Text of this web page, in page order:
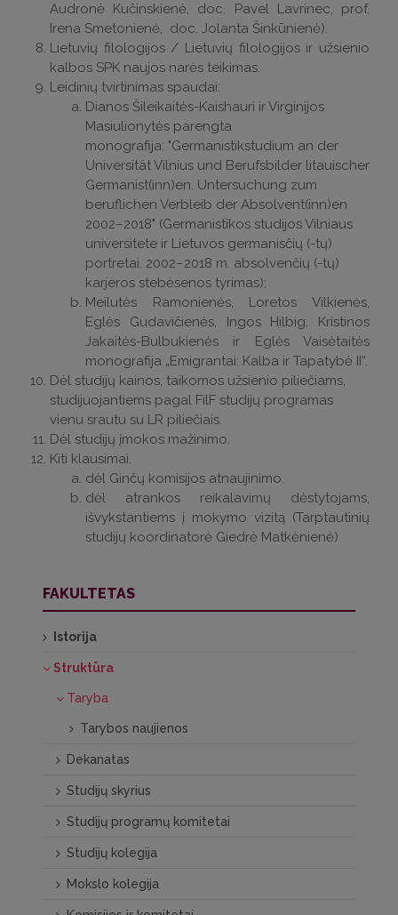
Audronė Kučinskienė, doc. Pavel Lavrinec, prof.
Irena Smetonienė, doc. Jolanta Šinkūnienė).
Lietuvių filologijos / Lietuvių filologijos ir užsienio
kalbos SPK naujos narės teikimas.
Leidinių tvirtinimas spaudai:
Dianos Šileikaitės-Kaishauri ir Virginijos
Masiulionytės parengta
monografija: "Germanistikstudium an der
Universität Vilnius und Berufsbilder litauischer
Germanist(inn)en. Untersuchung zum
beruflichen Verbleib der Absolvent(inn)en
2002–2018" (Germanistikos studijos Vilniaus
universitete ir Lietuvos germanisčių (-tų)
portretai. 2002–2018 m. absolvenčių (-tų)
karjeros stebėsenos tyrimas);
Meilutės Ramonienės, Loretos Vilkienės,
Eglės Gudavičienės, Ingos Hilbig, Kristinos
Jakaitės-Bulbukienės ir Eglės Vaisėtaitės
monografija „Emigrantai: Kalba ir Tapatybė II“.
Dėl studijų kainos, taikomos užsienio piliečiams,
studijuojantiems pagal FilF studijų programas
vienu srautu su LR piliečiais.
Dėl studijų įmokos mažinimo.
Kiti klausimai.
dėl Ginčų komisijos atnaujinimo.
dėl atrankos reikalavimų dėstytojams,
išvykstantiems į mokymo vizitą (Tarptautinių
studijų koordinatorė Giedrė Matkėnienė)
FAKULTETAS
Istorija
Struktūra
Taryba
Tarybos naujienos
Dekanatas
Studijų skyrius
Studijų programų komitetai
Studijų kolegija
Mokslo kolegija